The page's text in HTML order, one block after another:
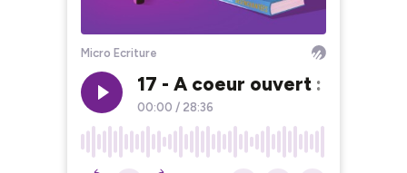
Micro Ecriture
17 - A coeur ouvert : site
00:00 / 28:36